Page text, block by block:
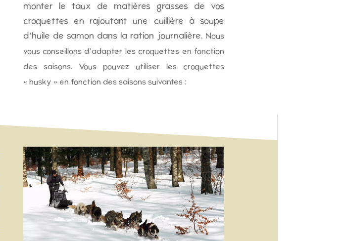
monter le taux de matières grasses de vos
croquettes en rajoutant une cuillière à soupe
d’huile de samon dans la ration journalière. Nous
vous conseillons d’adapter les croquettes en fonction
des saisons. Vous pouvez utiliser les croquettes
« husky » en fonction des saisons suivantes :